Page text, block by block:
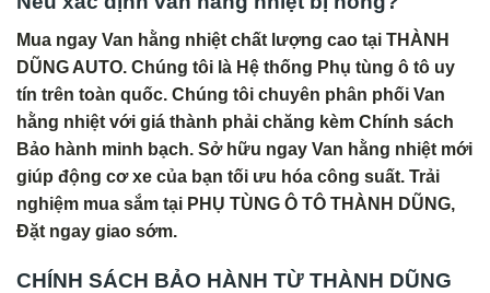
Mua ngay Van hằng nhiệt chất lượng cao tại THÀNH
DŨNG AUTO. Chúng tôi là Hệ thống Phụ tùng ô tô uy
tín trên toàn quốc. Chúng tôi chuyên phân phối Van
hằng nhiệt với giá thành phải chăng kèm Chính sách
Bảo hành minh bạch. Sở hữu ngay Van hằng nhiệt mới
giúp động cơ xe của bạn tối ưu hóa công suất. Trải
nghiệm mua sắm tại PHỤ TÙNG Ô TÔ THÀNH DŨNG,
Đặt ngay giao sớm.
CHÍNH SÁCH BẢO HÀNH TỪ THÀNH DŨNG